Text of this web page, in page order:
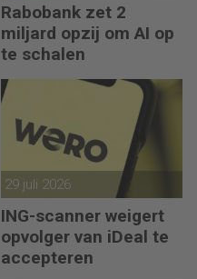
Rabobank zet 2
miljard opzij om AI op
te schalen
29 juli 2026
ING-scanner weigert
opvolger van iDeal te
accepteren